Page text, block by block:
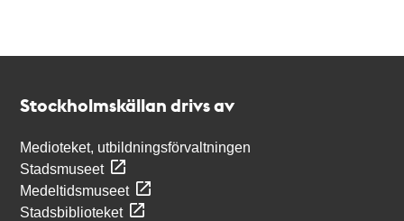
Stockholmskällan drivs av
Medioteket, utbildningsförvaltningen
Stadsmuseet
Medeltidsmuseet
Stadsbiblioteket